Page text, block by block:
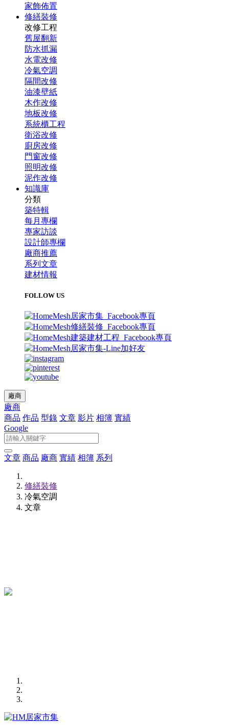
家飾佈置
修繕裝修
改修工程
舊屋翻新
防水抓漏
水電改修
冷氣空調
隔間改修
油漆壁紙
木作改修
地板改修
系統櫃工程
衛浴改修
廚房改修
門窗改修
照明改修
泥作改修
知識庫
分類
築特輯
每月專欄
專家訪談
設計師專欄
廠商推薦
系列文章
建材情報
FOLLOW US
廠商
廠商
商品 作品 型錄 文章 影片 相簿 實績
Google
文章 商品 廠商 實績 相簿 系列
修繕裝修
冷氣空調
文章